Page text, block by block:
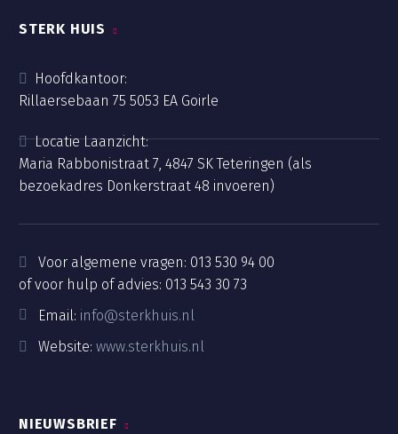
STERK HUIS
Hoofdkantoor:
Rillaersebaan 75 5053 EA Goirle
Locatie Laanzicht:
Maria Rabbonistraat 7, 4847 SK Teteringen (als
bezoekadres Donkerstraat 48 invoeren)
Voor algemene vragen: 013 530 94 00
of voor hulp of advies: 013 543 30 73
Email: info@sterkhuis.nl
Website: www.sterkhuis.nl
NIEUWSBRIEF